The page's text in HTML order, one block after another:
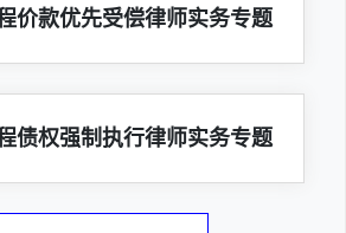
价款优先受偿律师实务专题
债权强制执行律师实务专题